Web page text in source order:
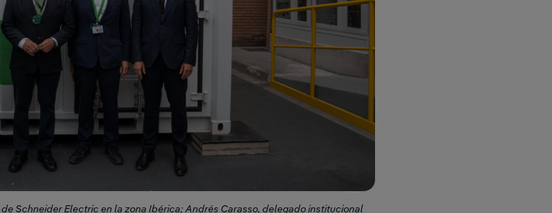
Schneider Electric en la zona Ibérica; Andrés Carasso, delegado institucional